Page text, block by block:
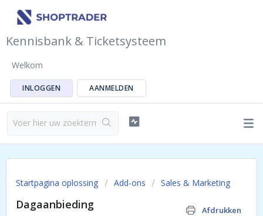
Kennisbank & Ticketsysteem
Welkom
INLOGGEN AANMELDEN
Startpagina oplossing Add-ons Sales & Marketing
Dagaanbieding
Afdrukken